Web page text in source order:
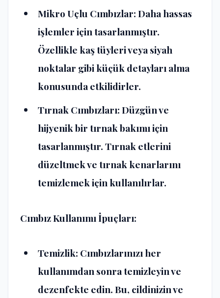
Mikro Uçlu Cımbızlar: Daha hassas
işlemler için tasarlanmıştır.
Özellikle kaş tüyleri veya siyah
noktalar gibi küçük detayları alma
konusunda etkilidirler.
Tırnak Cımbızları: Düzgün ve
hijyenik bir tırnak bakımı için
tasarlanmıştır. Tırnak etlerini
düzeltmek ve tırnak kenarlarını
temizlemek için kullanılırlar.
Cımbız Kullanımı İpuçları:
Temizlik: Cımbızlarınızı her
kullanımdan sonra temizleyin ve
dezenfekte edin. Bu, cildinizin ve